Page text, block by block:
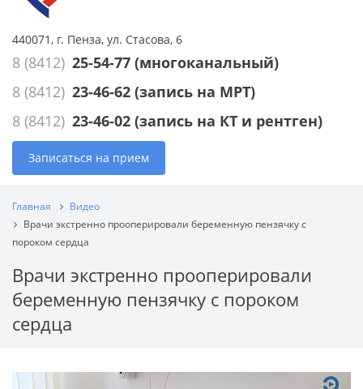
440071, г. Пенза, ул. Стасова, 6
8 (8412) 25-54-77 (многоканальный)
8 (8412) 23-46-62 (запись на МРТ)
8 (8412) 23-46-02 (запись на КТ и рентген)
Записаться на прием
Главная
Видео
Врачи экстренно прооперировали беременную пензячку с
пороком сердца
Врачи экстренно прооперировали
беременную пензячку с пороком
сердца